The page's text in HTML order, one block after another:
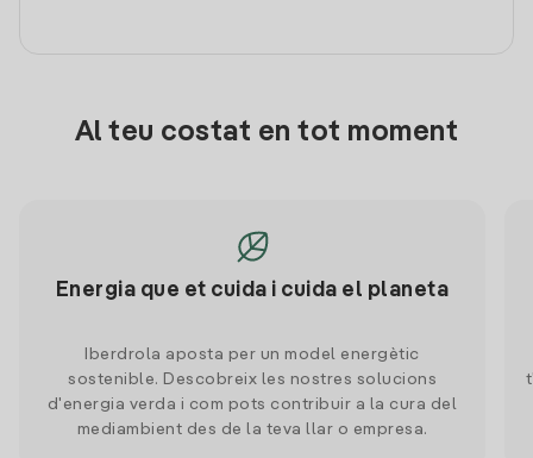
Al teu costat en tot moment
Energia que et cuida i cuida el planeta
Iberdrola aposta per un model energètic
sostenible. Descobreix les nostres solucions
d'energia verda i com pots contribuir a la cura del
mediambient des de la teva llar o empresa.